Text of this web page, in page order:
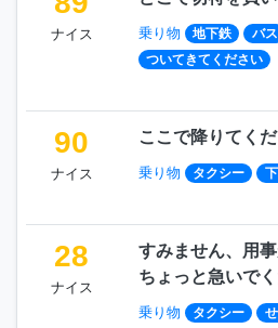
ナイス 乗り物 地下鉄 バス
ついてきてください
90
ナイス
ここで降りてく
乗り物 タクシー
28
ナイス
すみません、用
ちょっと急いでく
乗り物 タクシー